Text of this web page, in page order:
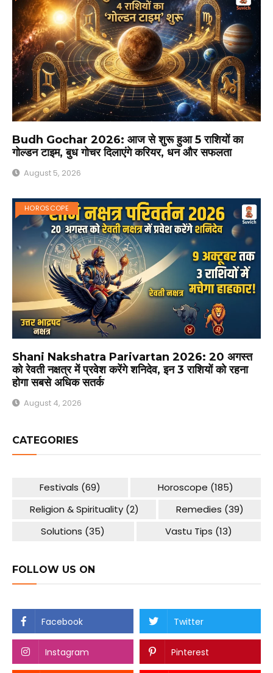
Budh Gochar 2026: आज से शुरू हुआ 5 राशियों का
गोल्डन टाइम, बुध गोचर दिलाएंगे करियर, धन और सफलता
August 5, 2026
HOROSCOPE
Shani Nakshatra Parivartan 2026: 20 अगस्त
को रेवती नक्षत्र में प्रवेश करेंगे शनिदेव, इन 3 राशियों को रहना
होगा सबसे अधिक सतर्क
August 4, 2026
CATEGORIES
Festivals (69) Horoscope (185)
Religion & Spirituality(2) Remedies (39)
Solutions (35) Vastu Tips (13)
FOLLOW US ON
Facebook Twitter
Instagram Pinterest